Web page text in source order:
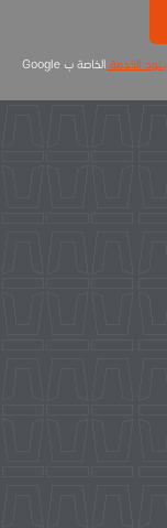
بنود الخدمة
الخاصة ب Google